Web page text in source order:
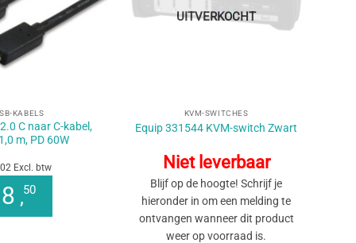
KABELS
C naar C-kabel,
m, PD 60W
Excl. btw
8 ,50
UITVERKOCHT
KVM-SWITCHES
Equip 331544 KVM-switch Zwart
Niet leverbaar
Blijf op de hoogte! Schrijf je
hieronder in om een melding te
ontvangen wanneer dit product
weer op voorraad is.